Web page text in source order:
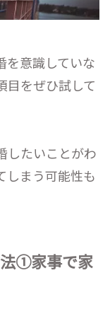
を意識していな
をぜひ試して
したいことがわ
しまう可能性も
①家事で家